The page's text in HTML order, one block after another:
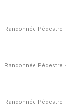
Randonnée Pédestre ·
Randonnée Pédestre ·
Randonnée Pédestre ·